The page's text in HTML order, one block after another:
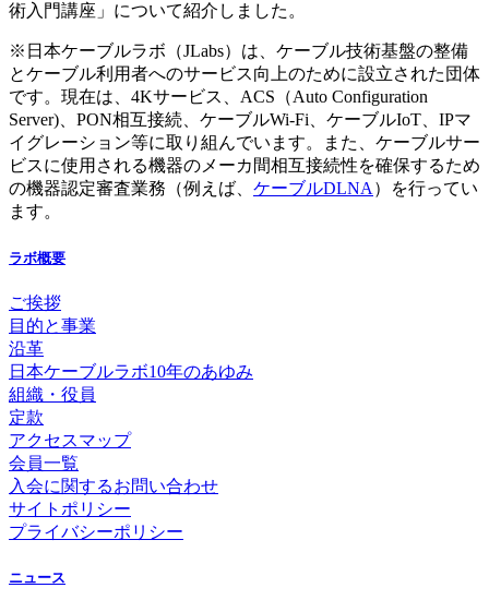
術入門講座」について紹介しました。
※日本ケーブルラボ（JLabs）は、ケーブル技術基盤の整備
とケーブル利用者へのサービス向上のために設立された団体
です。現在は、4Kサービス、ACS（Auto Configuration
Server)、PON相互接続、ケーブルWi-Fi、ケーブルIoT、IPマ
イグレーション等に取り組んでいます。また、ケーブルサー
ビスに使用される機器のメーカ間相互接続性を確保するため
の機器認定審査業務（例えば、 ケーブルDLNA）を行ってい
ます。
ラボ概要
ご挨拶
目的と事業
沿革
日本ケーブルラボ10年のあゆみ
組織・役員
定款
アクセスマップ
会員一覧
入会に関するお問い合わせ
サイトポリシー
プライバシーポリシー
ニュース